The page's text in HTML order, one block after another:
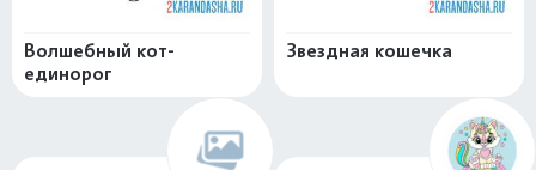
Волшебный кот-
единорог
Звездная кошечка